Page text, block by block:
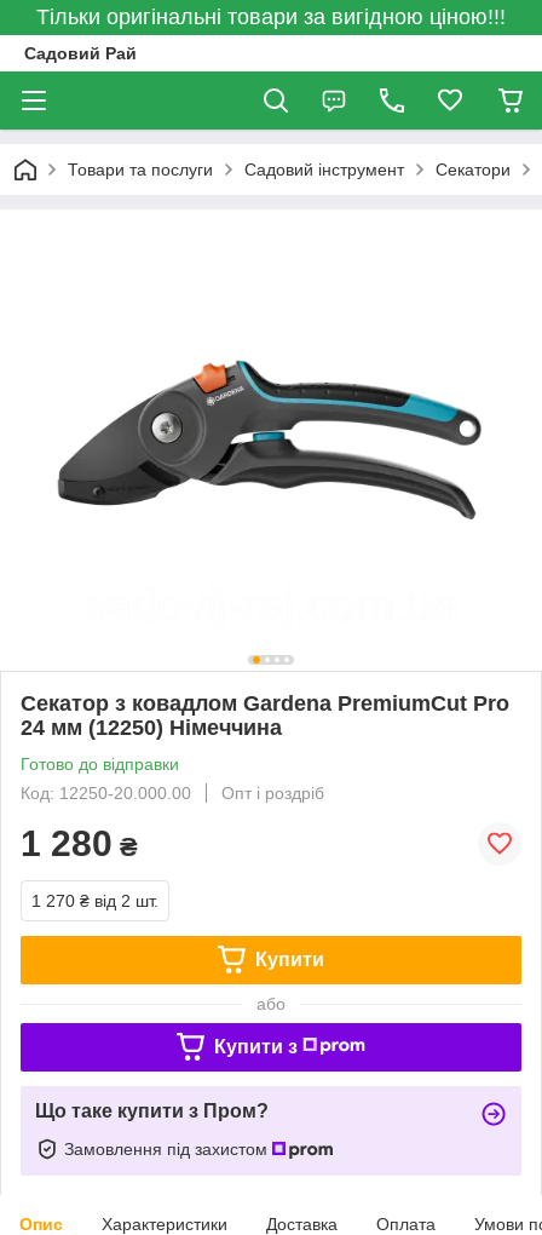
Тільки оригінальні товари за вигідною ціною!!!
Садовий Рай
Товари та послуги Садовий інструмент Секатори
Секатор з ковадлом Gardena PremiumCut Pro
24 мм (12250) Німеччина
Готово до відправки
Код: 12250-20.000.00
Опт і роздріб
1 280 ₴
1 270 ₴ від 2 шт.
Купити
або
Купити з
Що таке купити з Пром?
Замовлення під захистом
Опис Характеристики Доставка Оплата Умови